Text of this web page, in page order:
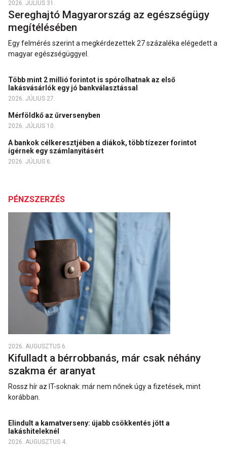
2026. JÚLIUS 31.
Sereghajtó Magyarország az egészségügy
megítélésében
Egy felmérés szerint a megkérdezettek 27 százaléka elégedett a
magyar egészségüggyel.
Több mint 2 millió forintot is spórolhatnak az első
lakásvásárlók egy jó bankválasztással
2026. JÚLIUS 27.
Mérföldkő az űrversenyben
2026. JÚLIUS 10.
A bankok célkeresztjében a diákok, több tízezer forintot
ígérnek egy számlanyitásért
2026. JÚLIUS 6.
PÉNZSZERZÉS
2026. AUGUSZTUS 6.
Kifulladt a bérrobbanás, már csak néhány
szakma ér aranyat
Rossz hír az IT-soknak: már nem nőnek úgy a fizetések, mint
korábban.
Elindult a kamatverseny: újabb csökkentés jött a
lakáshiteleknél
2026. AUGUSZTUS 4.